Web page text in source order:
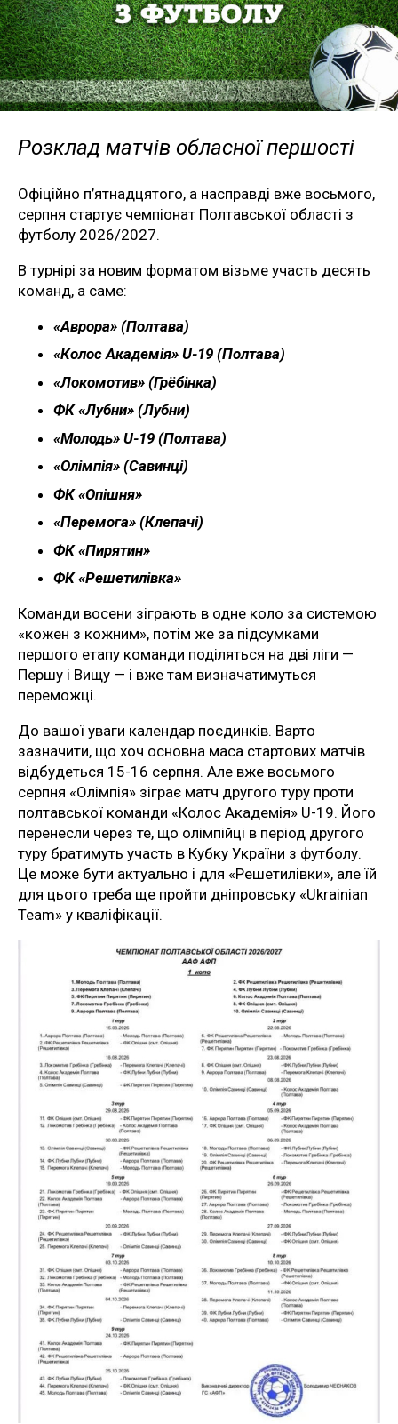
Розклад матчів обласної першості
Офіційно п’ятнадцятого, а насправді вже восьмого,
серпня стартує чемпіонат Полтавської області з
футболу 2026/2027.
В турнірі за новим форматом візьме участь десять
команд, а саме:
«Аврора» (Полтава)
«Колос Академія» U-19 (Полтава)
«Локомотив» (Грёбінка)
ФК «Лубни» (Лубни)
«Молодь» U-19 (Полтава)
«Олімпія» (Савинці)
ФК «Опішня»
«Перемога» (Клепачі)
ФК «Пирятин»
ФК «Решетилівка»
Команди восени зіграють в одне коло за системою
«кожен з кожним», потім же за підсумками
першого етапу команди поділяться на дві ліги —
Першу і Вищу — і вже там визначатимуться
переможці.
До вашої уваги календар поєдинків. Варто
зазначити, що хоч основна маса стартових матчів
відбудеться 15-16 серпня. Але вже восьмого
серпня «Олімпія» зіграє матч другого туру проти
полтавської команди «Колос Академія» U-19. Його
перенесли через те, що олімпійці в період другого
туру братимуть участь в Кубку України з футболу.
Це може бути актуально і для «Решетилівки», але їй
для цього треба ще пройти дніпровську «Ukrainian
Team» у кваліфікації.